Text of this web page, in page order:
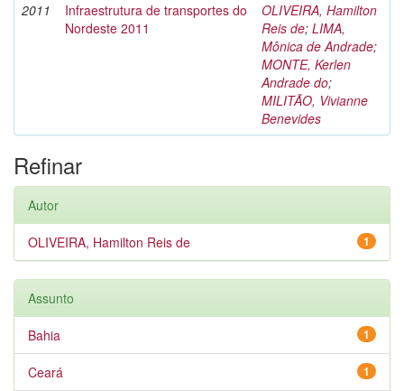
2011
Infraestrutura de transportes do
Nordeste 2011
OLIVEIRA, Hamilton
Reis de; LIMA,
Mônica de Andrade;
MONTE, Kerlen
Andrade do;
MILITÃO, Vivianne
Benevides
Refinar
Autor
1
OLIVEIRA, Hamilton Reis de
Assunto
1
Bahia
1
Ceará